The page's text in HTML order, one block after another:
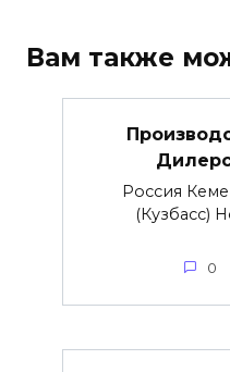
Вам также
Россия
(Кузбасс)
0